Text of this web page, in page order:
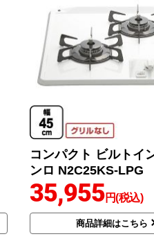
コンパクト ビルトイ
ンロ N2C25KS-LPG
35,955円(税込)
商品詳細はこちら